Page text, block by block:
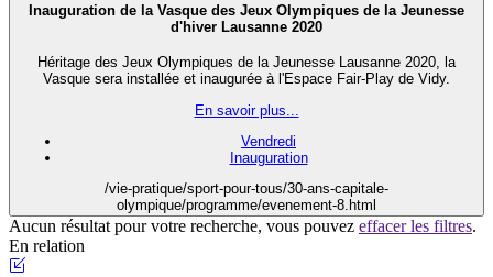
Inauguration de la Vasque des Jeux Olympiques de la Jeunesse
d'hiver Lausanne 2020
Héritage des Jeux Olympiques de la Jeunesse Lausanne 2020, la
Vasque sera installée et inaugurée à l'Espace Fair-Play de Vidy.
En savoir plus...
Vendredi
Inauguration
/vie-pratique/sport-pour-tous/30-ans-capitale-
olympique/programme/evenement-8.html
Aucun résultat pour votre recherche, vous pouvez effacer les filtres.
En relation